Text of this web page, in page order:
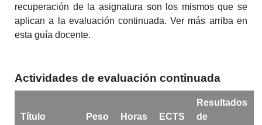
recuperación de la asignatura son los mismos que se
aplican a la evaluación continuada. Ver más arriba en
esta guía docente.
Actividades de evaluación continuada
Título Peso Horas ECTS
Resultados
de